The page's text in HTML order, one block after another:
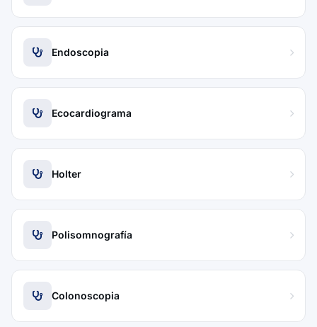
Endoscopia
Ecocardiograma
Holter
Polisomnografía
Colonoscopia